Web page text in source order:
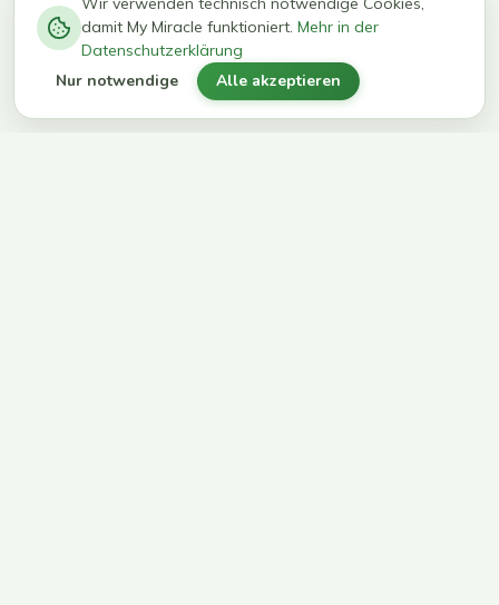
kg in 12
Wochen
erreichen
ihr Ziel
damit My Miracle funktioniert. Mehr in der
Datenschutzerklärung
Nur notwendige Alle akzeptieren